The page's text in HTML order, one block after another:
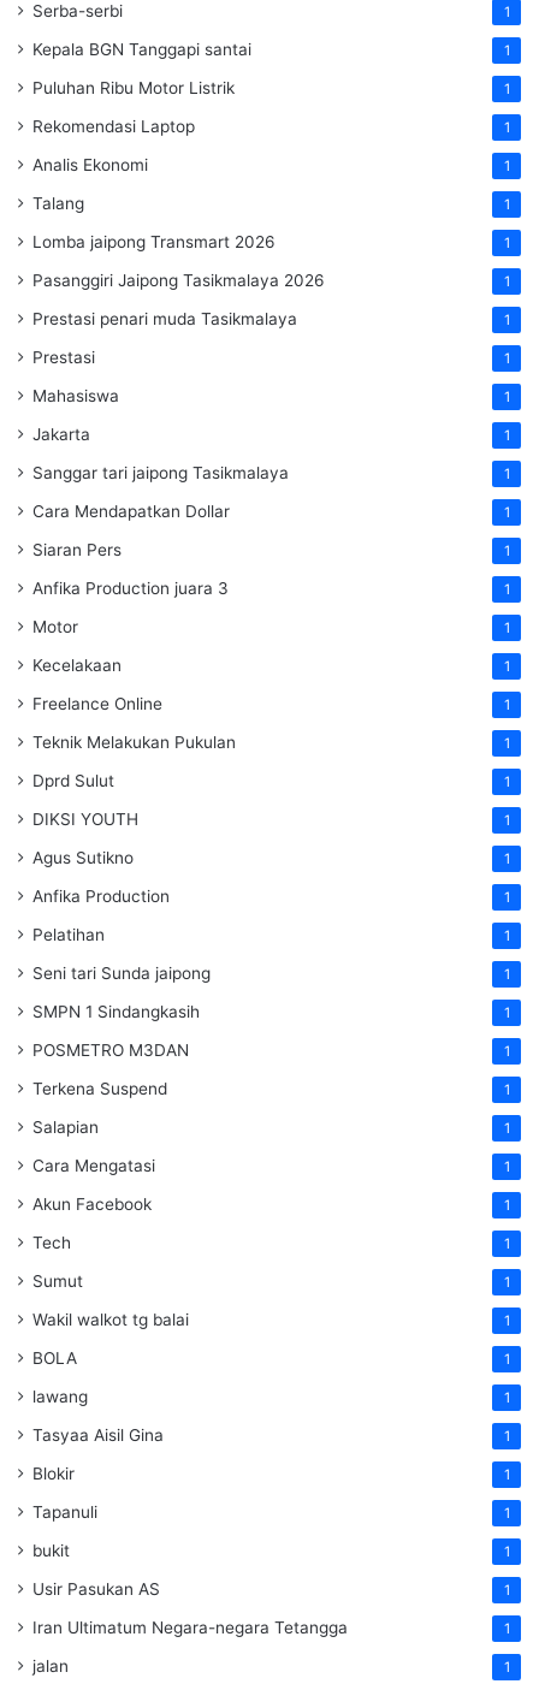
Serba-serbi 1
Kepala BGN Tanggapi santai 1
Puluhan Ribu Motor Listrik 1
Rekomendasi Laptop 1
Analis Ekonomi 1
Talang 1
Lomba jaipong Transmart 2026 1
Pasanggiri Jaipong Tasikmalaya 2026 1
Prestasi penari muda Tasikmalaya 1
Prestasi 1
Mahasiswa 1
Jakarta 1
Sanggar tari jaipong Tasikmalaya 1
Cara Mendapatkan Dollar 1
Siaran Pers 1
Anfika Production juara 3 1
Motor 1
Kecelakaan 1
Freelance Online 1
Teknik Melakukan Pukulan 1
Dprd Sulut 1
DIKSI YOUTH 1
Agus Sutikno 1
Anfika Production 1
Pelatihan 1
Seni tari Sunda jaipong 1
SMPN 1 Sindangkasih 1
POSMETRO M3DAN 1
Terkena Suspend 1
Salapian 1
Cara Mengatasi 1
Akun Facebook 1
Tech 1
Sumut 1
Wakil walkot tg balai 1
BOLA 1
lawang 1
Tasyaa Aisil Gina 1
Blokir 1
Tapanuli 1
bukit 1
Usir Pasukan AS 1
Iran Ultimatum Negara-negara Tetangga 1
jalan 1